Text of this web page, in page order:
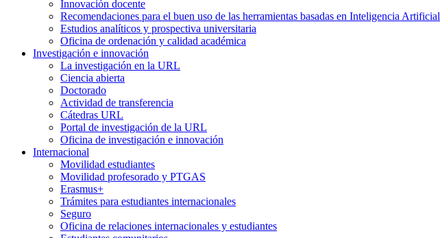
Innovación docente
Recomendaciones para el buen uso de las herramientas basadas en Inteligencia Artificial
Estudios analíticos y prospectiva universitaria
Oficina de ordenación y calidad académica
Investigación e innovación
La investigación en la URL
Ciencia abierta
Doctorado
Actividad de transferencia
Cátedras URL
Portal de investigación de la URL
Oficina de investigación e innovación
Internacional
Movilidad estudiantes
Movilidad profesorado y PTGAS
Erasmus+
Trámites para estudiantes internacionales
Seguro
Oficina de relaciones internacionales y estudiantes